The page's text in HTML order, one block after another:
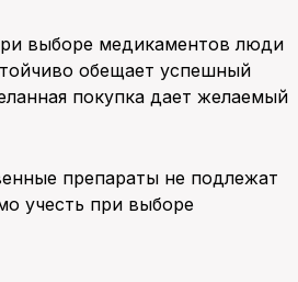
выборе медикаментов люди
обещает успешный
покупка дает желаемый
препараты не подлежат
учесть при выборе